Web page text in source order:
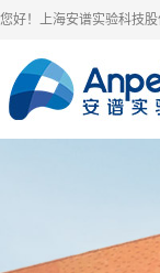
您好！上海安谱实验科技股